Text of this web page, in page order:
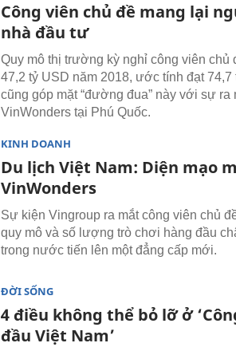
Công viên chủ đề mang lại
nhà đầu tư
Quy mô thị trường kỳ nghỉ công viên chủ
47,2 tỷ USD năm 2018, ước tính đạt
cũng góp mặt “đường đua” này với sự ra
VinWonders tại Phú Quốc.
KINH DOANH
Du lịch Việt Nam: Diện mạo
VinWonders
Sự kiện Vingroup ra mắt công viên chủ
quy mô và số lượng trò chơi hàng đầu
trong nước tiến lên một đẳng cấp mới.
ĐỜI SỐNG
4 điều không thể bỏ lỡ ở
đầu Việt Nam’